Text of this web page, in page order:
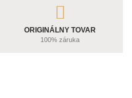
ORIGINÁLNY TOVAR
100% záruka